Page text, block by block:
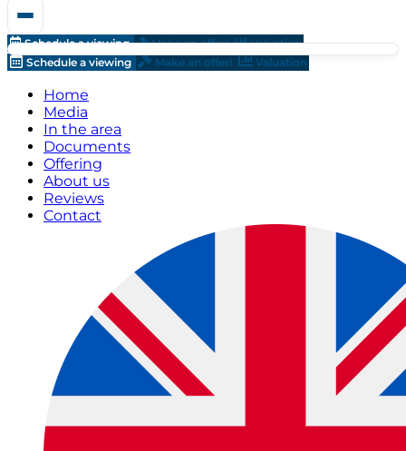
Schedule a viewing Make an offer!
Valuation
Schedule a viewing
Make an offer! Valuation
Home
Media
In the area
Documents
Offering
About us
Reviews
Contact